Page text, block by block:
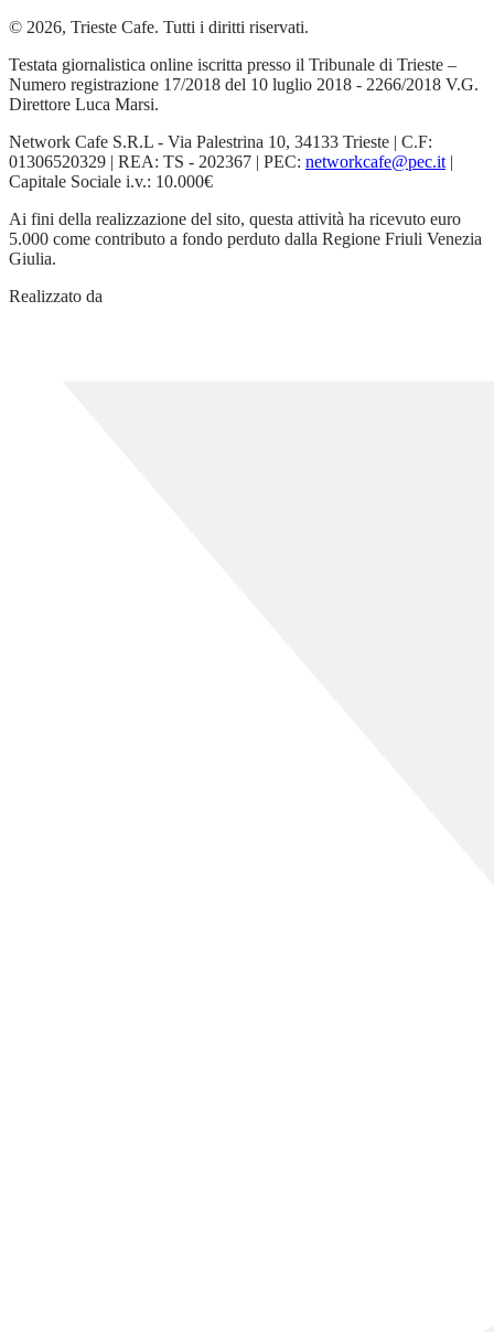
© 2026, Trieste Cafe. Tutti i diritti riservati.
Testata giornalistica online iscritta presso il Tribunale di Trieste –
Numero registrazione 17/2018 del 10 luglio 2018 - 2266/2018 V.G.
Direttore Luca Marsi.
Network Cafe S.R.L - Via Palestrina 10, 34133 Trieste | C.F:
01306520329 | REA: TS - 202367 | PEC: networkcafe@pec.it |
Capitale Sociale i.v.: 10.000€
Ai fini della realizzazione del sito, questa attività ha ricevuto euro
5.000 come contributo a fondo perduto dalla Regione Friuli Venezia
Giulia.
Realizzato da